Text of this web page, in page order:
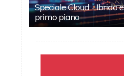
Speciale Cloud - Ibrido
primo piano